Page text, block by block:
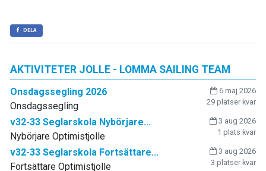
DELA
AKTIVITETER JOLLE - LOMMA SAILING TEAM
Onsdagssegling 2026
6 maj 2026
29 platser kvar
Onsdagssegling
v32-33 Seglarskola Nybörjare...
3 aug 2026
1 plats kvar
Nybörjare Optimistjolle
v32-33 Seglarskola Fortsättare...
3 aug 2026
3 platser kvar
Fortsättare Optimistjolle